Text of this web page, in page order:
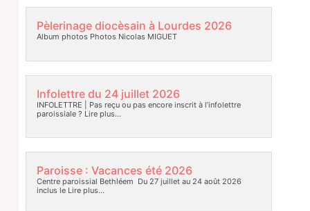
Pèlerinage diocèsain à Lourdes 2026
Album photos Photos Nicolas MIGUET
Infolettre du 24 juillet 2026
INFOLETTRE | Pas reçu ou pas encore inscrit à l’infolettre
paroissiale ? Lire plus…
Paroisse : Vacances été 2026
Centre paroissial Bethléem Du 27 juillet au 24 août 2026
inclus leLire plus…